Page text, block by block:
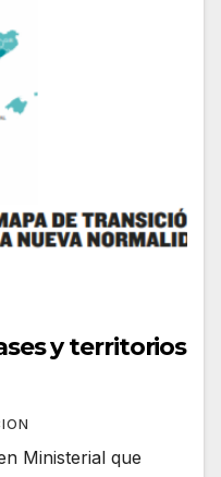
y territorios
Ministerial que